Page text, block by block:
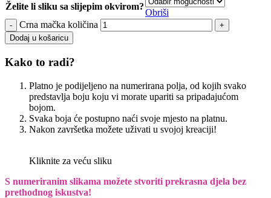
Želite li sliku sa slijepim okvirom?
Obriši
Crna mačka količina
Dodaj u košaricu
Kako to radi?
Platno je podijeljeno na numerirana polja, od kojih svako
predstavlja boju koju vi morate upariti sa pripadajućom
bojom.
Svaka boja će postupno naći svoje mjesto na platnu.
Nakon završetka možete uživati u svojoj kreaciji!
Kliknite za veću sliku
S numeriranim slikama možete stvoriti prekrasna djela bez
prethodnog iskustva!